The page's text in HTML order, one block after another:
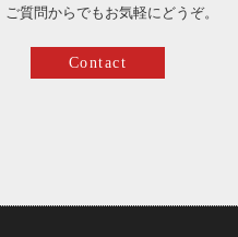
ご質問からでもお気軽にどうぞ。
Contact